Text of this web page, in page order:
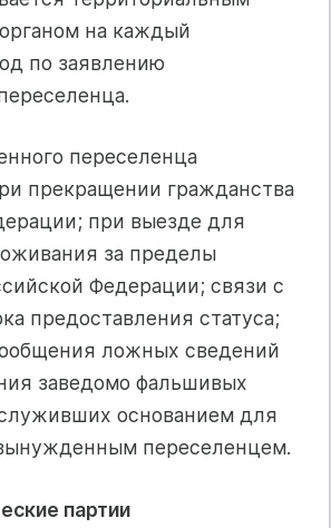
на каждый
по заявлению
переселенца
прекращении гражданства
при выезде для
за пределы
Федерации; связи с
предоставления статуса;
ложных сведений
заведомо фальшивых
основанием для
переселенцем.
партии